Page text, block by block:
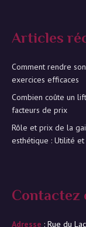
Articles
Comment rendre
exercices efficaces
Combien coûte un
facteurs de prix
Rôle et prix de la
esthétique : Utilité et
Contactez
Adresse : Rue du